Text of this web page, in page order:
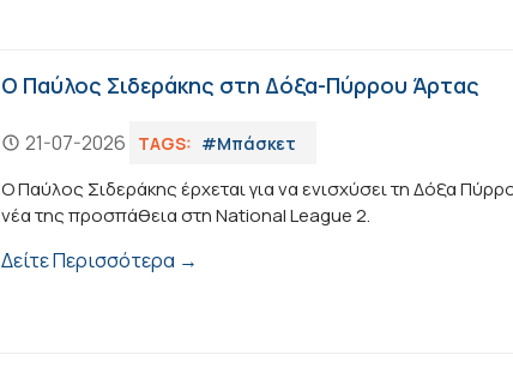
Ο Παύλος Σιδεράκης στη Δόξα-Πύρρου Άρτας
21-07-2026 TAGS: #Μπάσκετ
Ο Παύλος Σιδεράκης έρχεται για να ενισχύσει τη Δόξα
νέα της προσπάθεια στη National League 2.
Δείτε Περισσότερα →